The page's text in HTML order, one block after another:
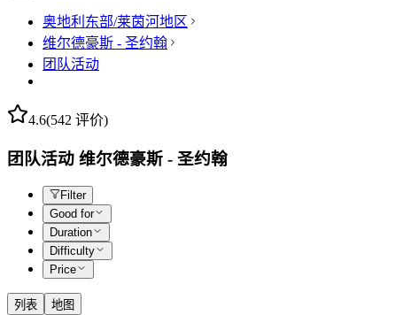
奥地利东部/莱茵河地区
维尔德豪斯 - 圣约翰
团队活动
4.6(542 评价)
团队活动 维尔德豪斯 - 圣约翰
Filter
Good for
Duration
Difficulty
Price
列表 地图